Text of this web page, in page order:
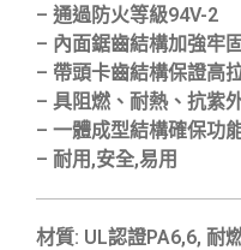
– 通過防火等級94V-2
– 內面鋸齒結構加強牢
– 帶頭卡齒結構保證高
– 具阻燃、耐熱、抗紫
– 一體成型結構確保功
– 耐用,安全,易用
材質: UL認證PA6,6, 耐